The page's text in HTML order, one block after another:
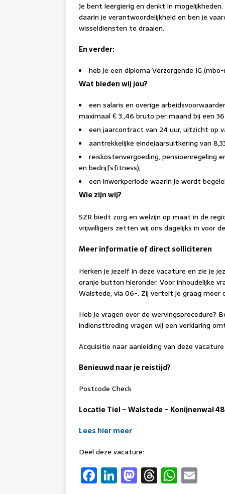
Je bent leergierig en denkt in
daarin je verantwoordelijkheid en ben je
wisseldiensten te draaien.
En verder:
heb je een diploma Verzorgende IG (mbo-
Wat bieden wij jou?
een salaris en overige
maximaal € 3.,46 bruto per maand bij een
een jaarcontract van 24 uur, uitzicht op
aantrekkelijke eindejaarsuitkering van
reiskostenvergoeding, pensioenregeling
en bedrijfsfitness);
een inwerkperiode waarin je wordt
Wie zijn wij?
SZR biedt zorg en welzijn op maat in de
vrijwilligers zetten wij ons dagelijks in voor
Meer informatie of direct solliciteren
Herken je jezelf in deze vacature en zie je
oranje button hieronder. Voor inhoudelijke
Walstede, via 06-. Zij vertelt je graag meer
Heb je vragen over de wervingsprocedure?
indiensttreding vragen wij een verklaring
Acquisitie naar aanleiding van deze
Benieuwd naar je reistijd?
Postcode Check
Locatie Tiel – Walstede – Konijnenwal
Lees hier meer
Deel deze vacature:
F Li M T W